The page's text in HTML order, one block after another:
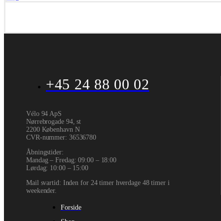
+45 24 88 00 02
Vélo 94 ApS
Nørrebrogade 94, st
2200 København N
CVR-nummer: 36536780
Åbningstider:
Mandag – Fredag: 09:00 – 18:00
Lørdag: 10:00 – 15:00
Mail svartid: Inden for 24 timer hverdage 48 timer i
weekender.
Forside